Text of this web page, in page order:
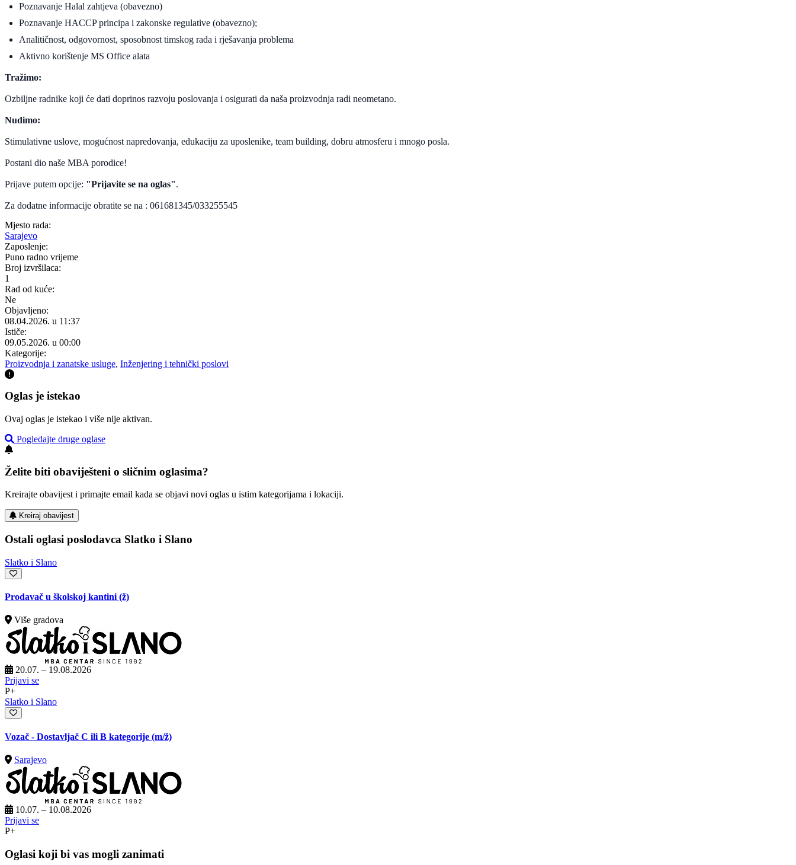
Poznavanje Halal zahtjeva (obavezno)
Poznavanje HACCP principa i zakonske regulative (obavezno);
Analitičnost, odgovornost, sposobnost timskog rada i rješavanja problema
Aktivno korištenje MS Office alata
Tražimo:
Ozbiljne radnike koji će dati doprinos razvoju poslovanja i osigurati da naša proizvodnja radi neometano.
Nudimo:
Stimulativne uslove, mogućnost napredovanja, edukaciju za uposlenike, team building, dobru atmosferu i mnogo posla.
Postani dio naše MBA porodice!
Prijave putem opcije: "Prijavite se na oglas".
Za dodatne informacije obratite se na : 061681345/033255545
Mjesto rada:
Sarajevo
Zaposlenje:
Puno radno vrijeme
Broj izvršilaca:
1
Rad od kuće:
Ne
Objavljeno:
08.04.2026. u 11:37
Ističe:
09.05.2026. u 00:00
Kategorije:
Proizvodnja i zanatske usluge, Inženjering i tehnički poslovi
Oglas je istekao
Ovaj oglas je istekao i više nije aktivan.
Pogledajte druge oglase
Želite biti obaviješteni o sličnim oglasima?
Kreirajte obavijest i primajte email kada se objavi novi oglas u istim kategorijama i lokaciji.
Kreiraj obavijest
Ostali oglasi poslodavca Slatko i Slano
Slatko i Slano
Prodavač u školskoj kantini (ž)
Više gradova
20.07. – 19.08.2026
Prijavi se
P+
Slatko i Slano
Vozač - Dostavljač C ili B kategorije (m/ž)
Sarajevo
10.07. – 10.08.2026
Prijavi se
P+
Oglasi koji bi vas mogli zanimati